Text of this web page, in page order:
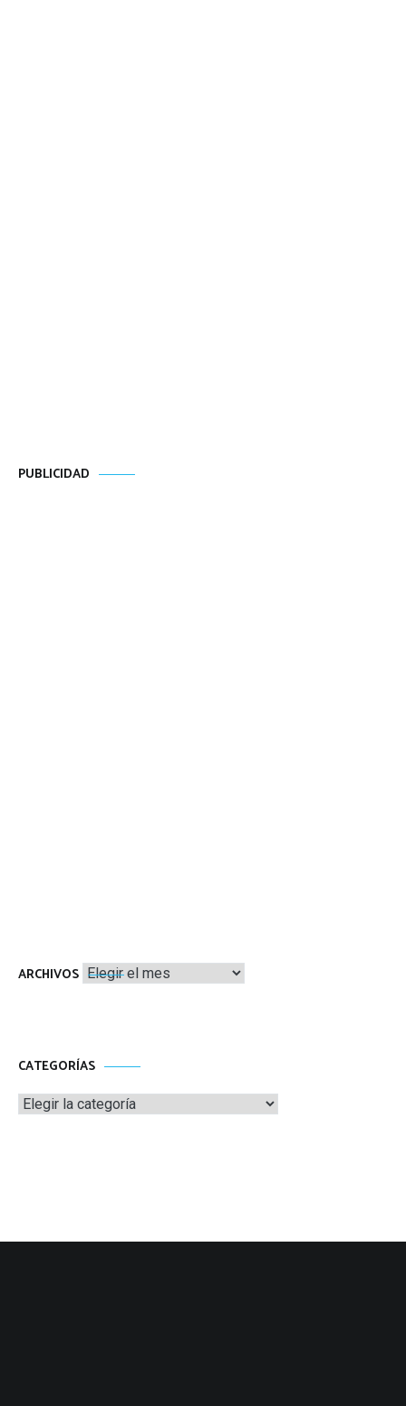
PUBLICIDAD
ARCHIVOS Archivos
CATEGORÍAS
Categorías